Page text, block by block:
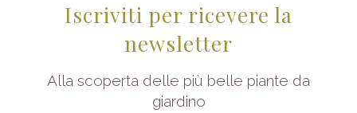
Iscriviti per ricevere la
newsletter
Alla scoperta delle più belle piante da
giardino